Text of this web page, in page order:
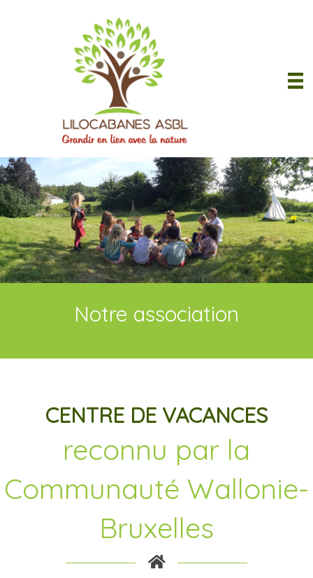
Notre association
CENTRE DE VACANCES
reconnu par la
Communauté Wallonie-
Bruxelles